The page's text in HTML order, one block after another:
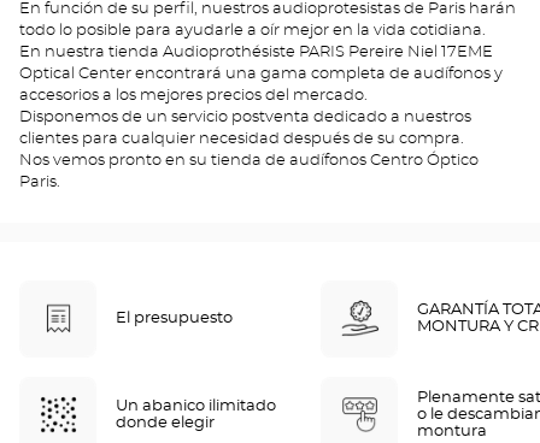
En función de su perfil, nuestros audioprotesistas de Paris harán
todo lo posible para ayudarle a oír mejor en la vida cotidiana.
En nuestra tienda Audioprothésiste PARIS Pereire Niel 17EME
Optical Center encontrará una gama completa de audífonos y
accesorios a los mejores precios del mercado.
Disponemos de un servicio postventa dedicado a nuestros
clientes para cualquier necesidad después de su compra.
Nos vemos pronto en su tienda de audífonos Centro Óptico
Paris.
El presupuesto
GARANTÍA
MONTURA Y
Un abanico ilimitado
donde elegir
Plenamente
o le
montura